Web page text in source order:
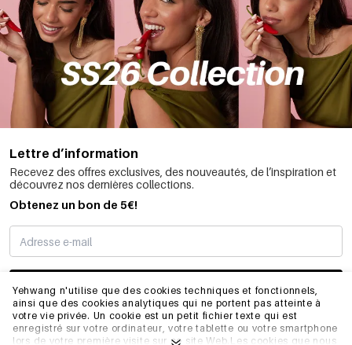
Yehwang n'utilise que des cookies techniques et fonctionnels,
ainsi que des cookies analytiques qui ne portent pas atteinte à
votre vie privée. Un cookie est un petit fichier texte qui est
enregistré sur votre ordinateur, votre tablette ou votre smartphone
lors de votre première visite sur ce site Web.Les cookies que nous
Lettre d’information
Recevez des offres exclusives, des nouveautés, de l’inspiration et
découvrez nos dernières collections.
Obtenez un bon de 5€!
JE M’INSCRIS
INFORMATIONS